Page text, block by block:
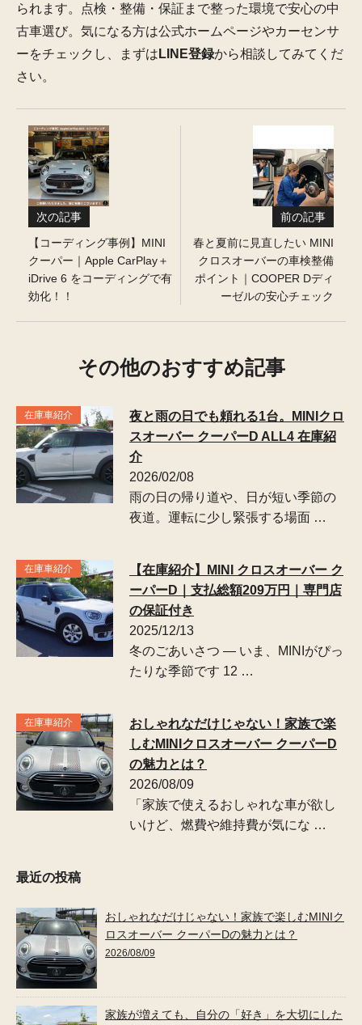
られます。点検・整備・保証まで整った環境で安心の中
古車選び。気になる方は公式ホームページやカーセンサ
ーをチェックし、まずは LINE登録から相談してみてくだ
さい。
次の記事
【コーディング事例】MINI
クーパー｜Apple CarPlay＋
iDrive 6 をコーディングで有
効化！！
前の記事
春と夏前に見直したい MINI
クロスオーバーの車検整備
ポイント｜COOPER Dディ
ーゼルの安心チェック
その他のおすすめ記事
在庫車紹介
夜と雨の日でも頼れる1台。MINIクロ
スオーバー クーパーD ALL4 在庫紹
介
2026/02/08
雨の日の帰り道や、日が短い季節の
夜道。運転に少し緊張する場面 …
在庫車紹介
【在庫紹介】MINI クロスオーバー ク
ーパーD｜支払総額209万円｜専門店
の保証付き
2025/12/13
冬のごあいさつ — いま、MINIがぴっ
たりな季節です 12 …
在庫車紹介
おしゃれなだけじゃない！家族で楽
しむMINIクロスオーバー クーパーD
の魅力とは？
2026/08/09
「家族で使えるおしゃれな車が欲し
いけど、燃費や維持費が気にな …
最近の投稿
おしゃれなだけじゃない！家族で楽しむMINIク
ロスオーバー クーパーDの魅力とは？
2026/08/09
家族が増えても、自分の「好き」を大切にした